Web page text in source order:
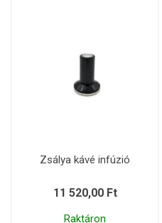
Zsálya kávé infúzió
11 520,00 Ft
Raktáron